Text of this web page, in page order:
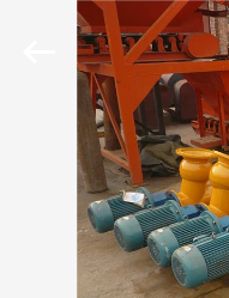
PRODUKTY
FILMY